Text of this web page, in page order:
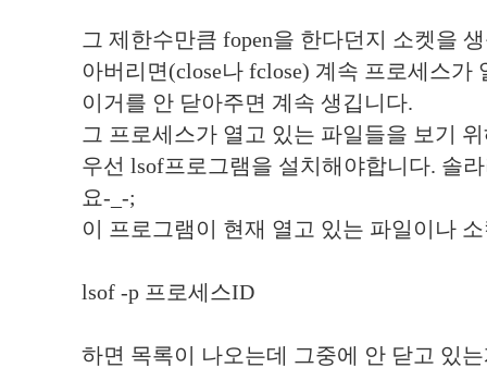
그 제한수만큼 fopen을 한다던지 소켓을
아버리면(close나 fclose) 계속 프로세스가
이거를 안 닫아주면 계속 생깁니다.
그 프로세스가 열고 있는 파일들을 보기
우선 lsof프로그램을 설치해야합니다. 솔
요-_-;
이 프로그램이 현재 열고 있는 파일이나
lsof -p 프로세스ID
하면 목록이 나오는데 그중에 안 닫고 있